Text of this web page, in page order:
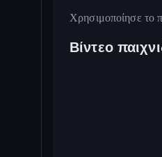
Χρησιμοποίησε το
Βίντεο